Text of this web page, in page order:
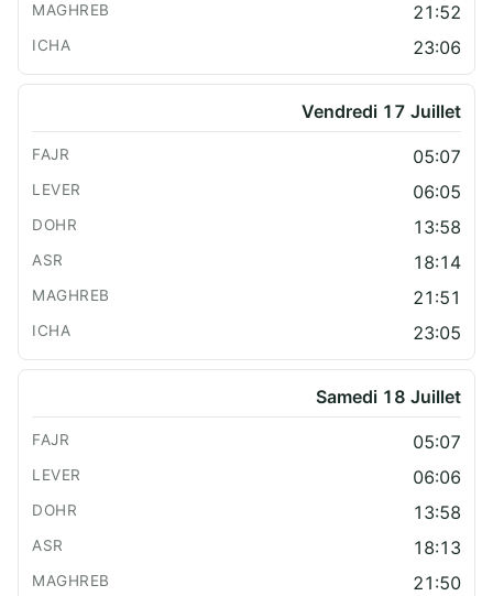
21:52
23:06
Vendredi 17 Juillet
05:07
06:05
13:58
18:14
21:51
23:05
Samedi 18 Juillet
05:07
06:06
13:58
18:13
21:50